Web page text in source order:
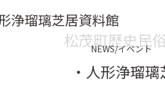
浄瑠璃芝居資料館
NEWS/イベント
松茂町歴史民
・人形浄瑠